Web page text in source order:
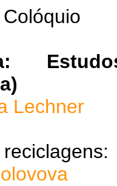
Lechner